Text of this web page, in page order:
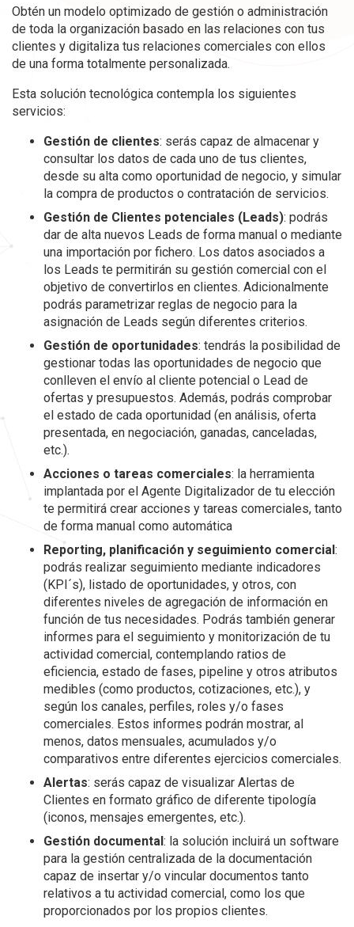
Obtén un modelo optimizado de gestión o administración
de toda la organización basado en las relaciones con tus
clientes y digitaliza tus relaciones comerciales con ellos
de una forma totalmente personalizada.
Esta solución tecnológica contempla los siguientes
servicios:
Gestión de clientes: serás capaz de almacenar y
consultar los datos de cada uno de tus clientes,
desde su alta como oportunidad de negocio, y simular
la compra de productos o contratación de servicios.
Gestión de Clientes potenciales (Leads): podrás
dar de alta nuevos Leads de forma manual o mediante
una importación por fichero. Los datos asociados a
los Leads te permitirán su gestión comercial con el
objetivo de convertirlos en clientes. Adicionalmente
podrás parametrizar reglas de negocio para la
asignación de Leads según diferentes criterios.
Gestión de oportunidades: tendrás la posibilidad de
gestionar todas las oportunidades de negocio que
conlleven el envío al cliente potencial o Lead de
ofertas y presupuestos. Además, podrás comprobar
el estado de cada oportunidad (en análisis, oferta
presentada, en negociación, ganadas, canceladas,
etc.).
Acciones o tareas comerciales: la herramienta
implantada por el Agente Digitalizador de tu elección
te permitirá crear acciones y tareas comerciales, tanto
de forma manual como automática
Reporting, planificación y seguimiento comercial:
podrás realizar seguimiento mediante indicadores
(KPI´s), listado de oportunidades, y otros, con
diferentes niveles de agregación de información en
función de tus necesidades. Podrás también generar
informes para el seguimiento y monitorización de tu
actividad comercial, contemplando ratios de
eficiencia, estado de fases, pipeline y otros atributos
medibles (como productos, cotizaciones, etc.), y
según los canales, perfiles, roles y/o fases
comerciales. Estos informes podrán mostrar, al
menos, datos mensuales, acumulados y/o
comparativos entre diferentes ejercicios comerciales.
Alertas: serás capaz de visualizar Alertas de
Clientes en formato gráfico de diferente tipología
(iconos, mensajes emergentes, etc.).
Gestión documental: la solución incluirá un software
para la gestión centralizada de la documentación
capaz de insertar y/o vincular documentos tanto
relativos a tu actividad comercial, como los que
proporcionados por los propios clientes.